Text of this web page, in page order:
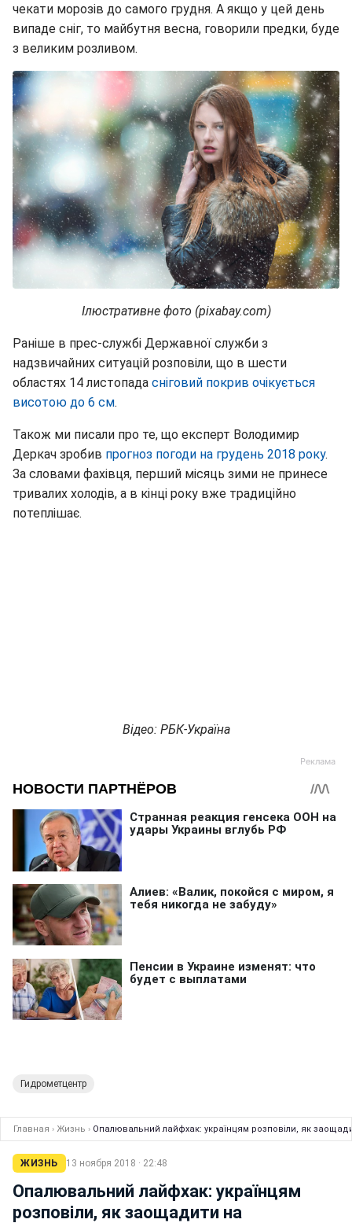
чекати морозів до самого грудня. А якщо у цей день
випаде сніг, то майбутня весна, говорили предки, буде
з великим розливом.
Ілюстративне фото (pixabay.com)
Раніше в прес-службі Державної служби з
надзвичайних ситуацій розповіли, що в шести
областях 14 листопада сніговий покрив очікується
висотою до 6 см.
Також ми писали про те, що експерт Володимир
Деркач зробив прогноз погоди на грудень 2018 року.
За словами фахівця, перший місяць зими не принесе
тривалих холодів, а в кінці року вже традиційно
потеплішає.
Відео: РБК-Україна
Гидрометцентр
Главная › Жизнь › Опалювальний лайфхак: українцям розповіли, як
ЖИЗНЬ 13 ноября 2018 · 22:48
Опалювальний лайфхак: українцям
розповіли, як заощадити на